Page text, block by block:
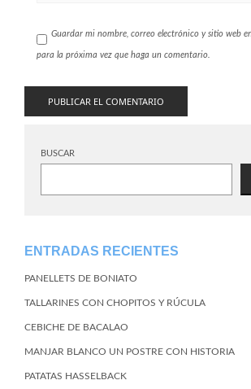
Guardar mi nombre, correo electrónico y sitio web
para la próxima vez que haga un comentario.
BUSCAR
ENTRADAS RECIENTES
PANELLETS DE BONIATO
TALLARINES CON CHOPITOS Y RÚCULA
CEBICHE DE BACALAO
MANJAR BLANCO UN POSTRE CON HISTORIA
PATATAS HASSELBACK